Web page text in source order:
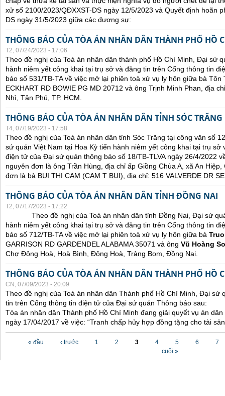
xử số 2100/2023/QĐXXST-DS ngày 12/5/2023 và Quyết định hoãn
DS ngày 31/5/2023 giữa các đương sự:
THÔNG BÁO CỦA TÒA ÁN NHÂN DÂN THÀNH PHỐ HỒ
T2, 07/24/2023 - 17:06
Theo đề nghị của Toà án nhân dân thành phố Hồ Chí Minh, Đại sứ
hành niêm yết công khai tại trụ sở và đăng tin trên Cổng thông tin
báo số 531/TB-TA về việc mở lại phiên toà xử vụ ly hôn giữa bà Tôn
ECKHART RD BOWIE PG MD 20712 và ông Trịnh Minh Phan, địa
Nhì, Tân Phú, TP. HCM.
THÔNG BÁO CỦA TÒA ÁN NHÂN DÂN TỈNH SÓC TRĂNG
T4, 07/19/2023 - 17:58
Theo đề nghị của Toà án nhân dân tỉnh Sóc Trăng tại công văn số
sứ quán Việt Nam tại Hoa Kỳ tiến hành niêm yết công khai tại trụ sở
điện tử của Đại sứ quán thông báo số 18/TB-TLVA ngày 26/4/2022
nguyên đơn là ông Trần Hùng, địa chỉ ấp Giồng Chùa A, xã An
đơn là bà BUI THI CAM (CAM T BUI), địa chỉ: 516 VALVERDE DR
THÔNG BÁO CỦA TÒA ÁN NHÂN DÂN TỈNH ĐỒNG NAI
T2, 07/17/2023 - 17:22
Theo đề nghị của Toà án nhân dân tỉnh Đồng Nai, Đại sứ
hành niêm yết công khai tại trụ sở và đăng tin trên Cổng thông tin
báo số 712/TB-TA về việc mở lại phiên toà xử vụ ly hôn giữa bà
GARRISON RD GARDENDEL ALABAMA 35071 và ông Vũ Hoàng
Chợ Đông Hoà, Hoà Bình, Đông Hoà, Trảng Bom, Đồng Nai.
THÔNG BÁO CỦA TÒA ÁN NHÂN DÂN THÀNH PHỐ HỒ
CN, 07/09/2023 - 20:09
Theo đề nghị của Toà án nhân dân Thành phố Hồ Chí Minh, Đại sứ
tin trên Cổng thông tin điện tử của Đại sứ quán Thông báo sau:
Tòa án nhân dân Thành phố Hồ Chí Minh đang giải quyết vụ án
ngày 17/04/2017 về việc: “Tranh chấp hủy hợp đồng tặng cho tài
« đầu ‹ trước 1 2 3 4 5 6
7
cuối »